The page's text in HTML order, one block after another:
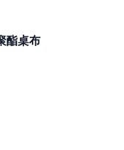
酯桌布